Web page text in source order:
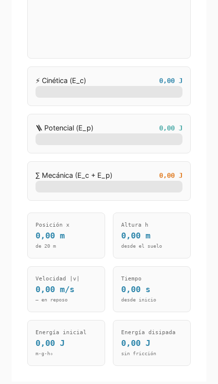
⚡ Cinética (E_c) 0,00 J
🪜 Potencial (E_p) 0,00 J
∑ Mecánica (E_c + E_p) 0,00 J
Posición x
0,00 m
de 20 m
Altura h
0,00 m
desde el suelo
Velocidad |v|
0,00 m/s
— en reposo
Tiempo
0,00 s
desde inicio
Energía inicial
0,00 J
m·g·h₀
Energía disipada
0,00 J
sin fricción